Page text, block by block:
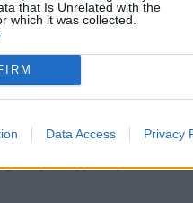
that Is Unrelated with the
which it was collected.
Data Access Privacy
wybrany kontekst.
więcej rzeczy